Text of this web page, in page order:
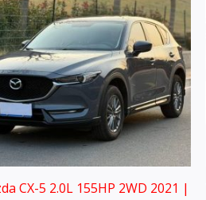
CX-5 2.0L 155HP 2WD 2021 |